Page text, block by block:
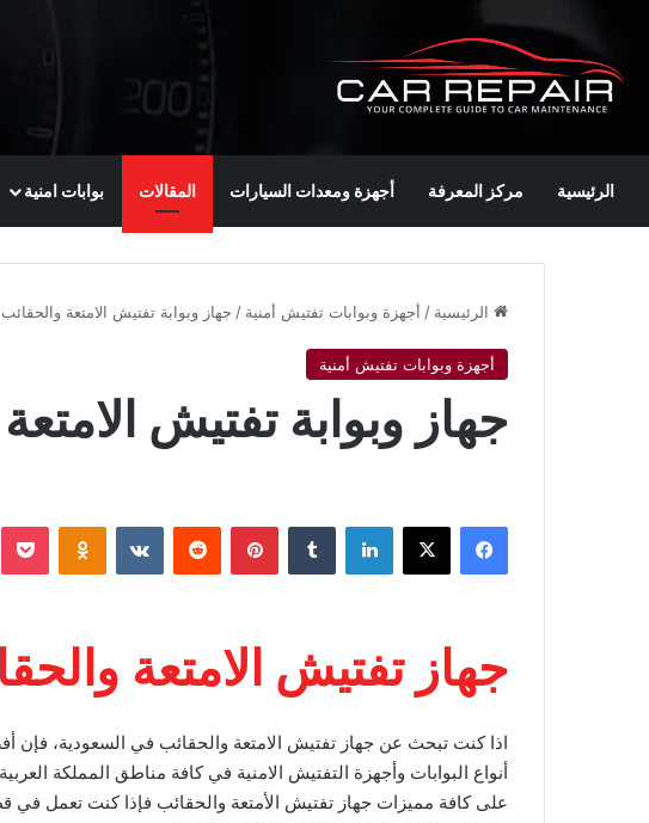
الرئيسية مركز المعرفة أجهزة ومعدات السيارات المقالات بوابات امنية
الرئيسية / أجهزة وبوابات تفتيش أمنية / جهاز وبوابة تفتيش الامتعة والحقائب
أجهزة وبوابات تفتيش أمنية
جهاز وبوابة تفتيش
فيسبوك لينكدإن بينتيريست
جهاز تفتيش الامتعة
اذا كنت تبحث عن جهاز تفتيش الامتعة والحقائب في السعودية، فإن
أنواع البوابات وأجهزة التفتيش الامنية في كافة مناطق المملكة
على كافة مميزات جهاز تفتيش الأمتعة والحقائب فإذا كنت تعمل في